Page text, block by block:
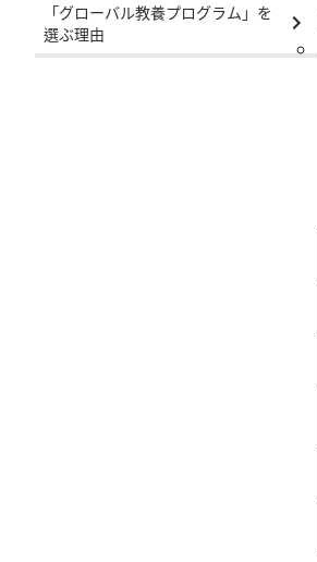
「グローバル教養プログラム」を
選ぶ理由